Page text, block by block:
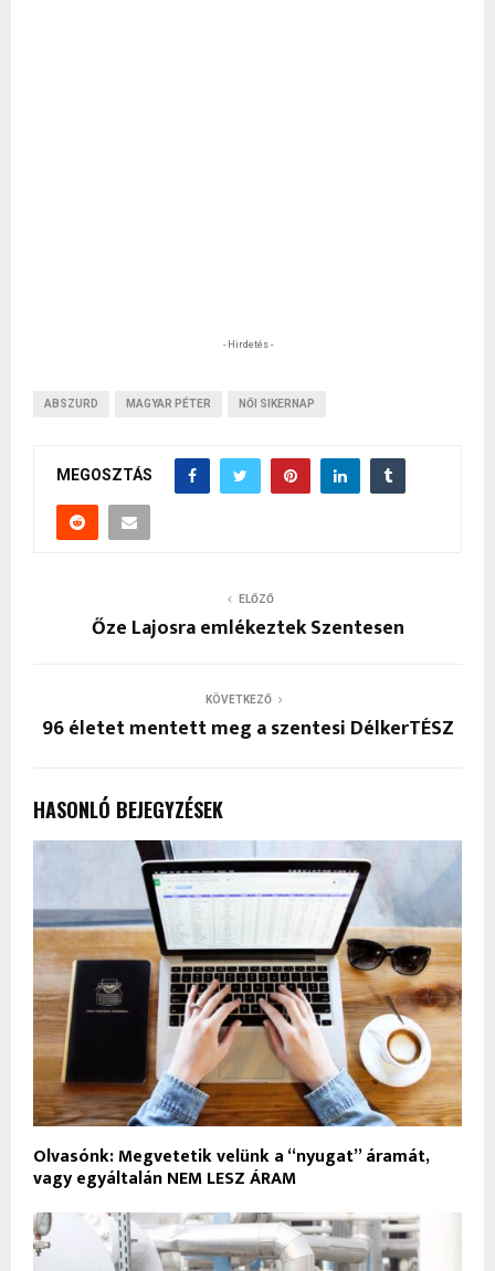
- Hirdetés -
ABSZURD MAGYAR PÉTER NŐI SIKERNAP
MEGOSZTÁS
ELŐZŐ
Őze Lajosra emlékeztek Szentesen
KÖVETKEZŐ
96 életet mentett meg a szentesi DélkerTÉSZ
HASONLÓ BEJEGYZÉSEK
Olvasónk: Megvetetik velünk a “nyugat” áramát,
vagy egyáltalán NEM LESZ ÁRAM